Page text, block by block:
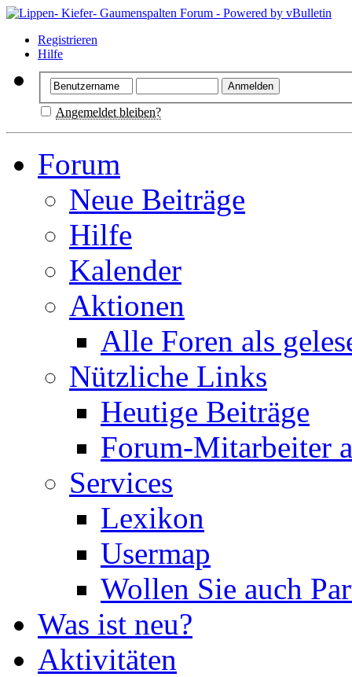
Registrieren
Hilfe
Angemeldet bleiben?
Forum
Neue Beiträge
Hilfe
Kalender
Aktionen
Alle Foren als
Nützliche Links
Heutige Beiträge
Forum-Mitarbeiter
Services
Lexikon
Usermap
Wollen Sie auch
Was ist neu?
Aktivitäten